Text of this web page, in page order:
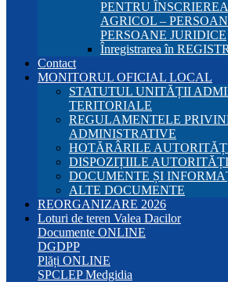
PENTRU
AGRICOL –
PERSOANE JURIDICE
Înregistrarea în
Contact
MONITORUL OFICIAL LOCAL
STATUTUL UNITĂȚII
TERITORIALE
REGULAMENTELE
ADMINISTRATIVE
HOTĂRÂRILE
DISPOZIȚIILE
DOCUMENTE ȘI
ALTE DOCUMENTE
REORGANIZARE 2026
Loturi de teren Valea Dacilor
Documente ONLINE
DGDPP
Plăți ONLINE
SPCLEP Medgidia